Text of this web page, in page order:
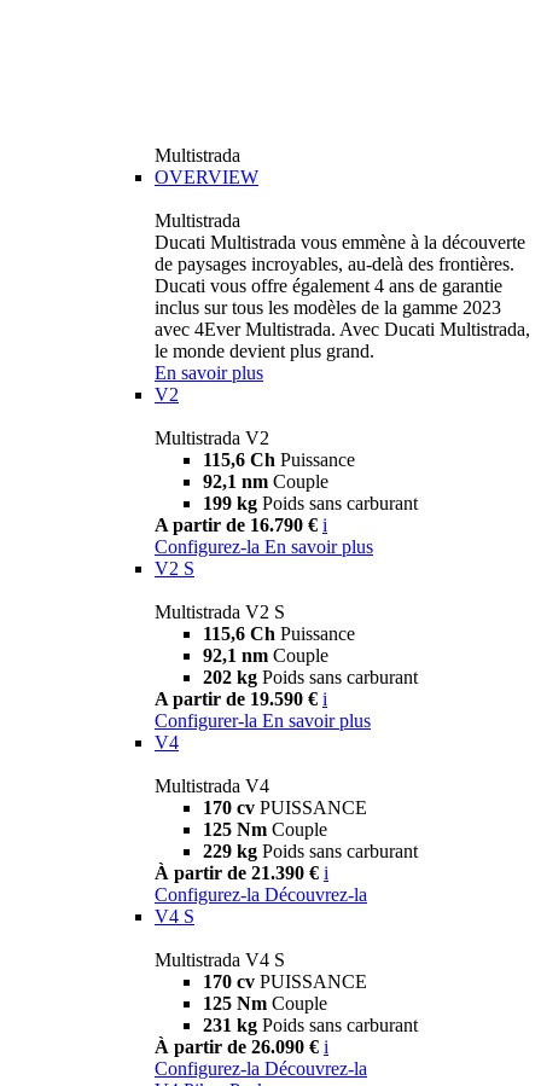
Multistrada
OVERVIEW
Multistrada
Ducati Multistrada vous emmène à la découverte
de paysages incroyables, au-delà des frontières.
Ducati vous offre également 4 ans de garantie
inclus sur tous les modèles de la gamme 2023
avec 4Ever Multistrada. Avec Ducati Multistrada,
le monde devient plus grand.
En savoir plus
V2
Multistrada V2
115,6 Ch Puissance
92,1 nm Couple
199 kg Poids sans carburant
A partir de 16.790 € i
Configurez-la En savoir plus
V2 S
Multistrada V2 S
115,6 Ch Puissance
92,1 nm Couple
202 kg Poids sans carburant
A partir de 19.590 € i
Configurer-la En savoir plus
V4
Multistrada V4
170 cv PUISSANCE
125 Nm Couple
229 kg Poids sans carburant
À partir de 21.390 € i
Configurez-la Découvrez-la
V4 S
Multistrada V4 S
170 cv PUISSANCE
125 Nm Couple
231 kg Poids sans carburant
À partir de 26.090 € i
Configurez-la Découvrez-la